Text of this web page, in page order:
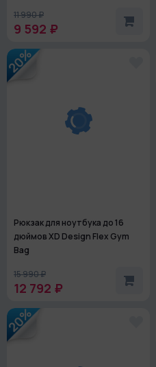
11 990 ₽
9 592 ₽
20%
Рюкзак для ноутбука до 16
дюймов XD Design Flex Gym
Bag
15 990 ₽
12 792 ₽
20%